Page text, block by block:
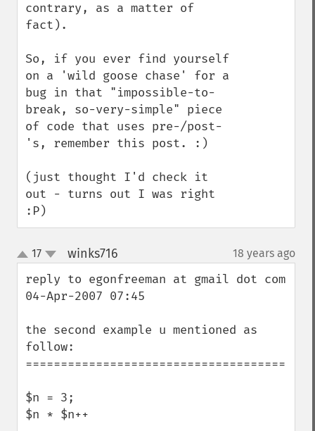
contrary, as a matter of
fact).
So, if you ever find yourself
on a 'wild goose chase' for a
bug in that "impossible-to-
break, so-very-simple" piece
of code that uses pre-/post-
's, remember this post. :)
(just thought I'd check it
out - turns out I was right
:P)
up
down
17 winks716 18 years ago
reply to egonfreeman at gmail dot com
04-Apr-2007 07:45
the second example u mentioned as
follow:
=====================================
$n = 3;
$n * $n++